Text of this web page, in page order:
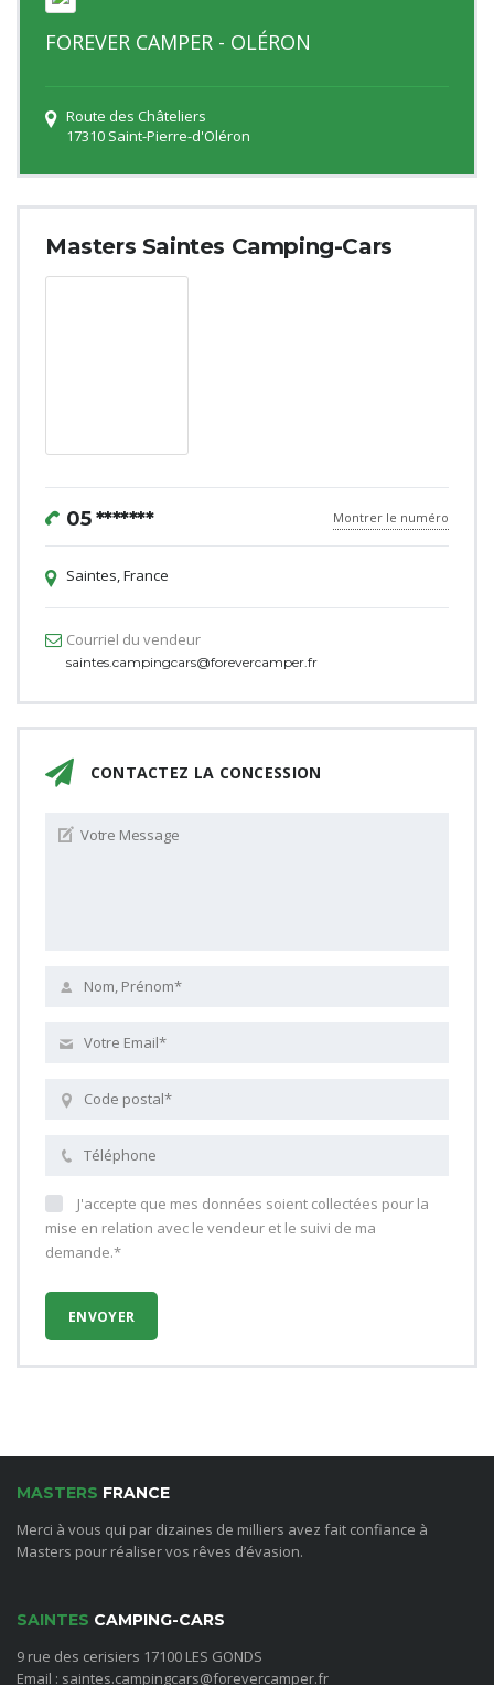
FOREVER CAMPER - OLÉRON
Route des Châteliers
17310 Saint-Pierre-d'Oléron
Masters Saintes Camping-Cars
05 ******* Montrer le numéro
Saintes, France
Courriel du vendeur
saintes.campingcars@forevercamper.fr
CONTACTEZ LA CONCESSION
J'accepte que mes données soient collectées pour la
mise en relation avec le vendeur et le suivi de ma
demande.*
MASTERS FRANCE
Merci à vous qui par dizaines de milliers avez fait confiance à
Masters pour réaliser vos rêves d’évasion.
SAINTES CAMPING-CARS
9 rue des cerisiers 17100 LES GONDS
Email : saintes.campingcars@forevercamper.fr